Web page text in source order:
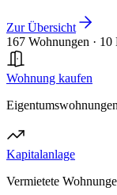
Zur Übersicht
167 Wohnungen · 10
Wohnung kaufen
Kapitalanlage
Vermietete